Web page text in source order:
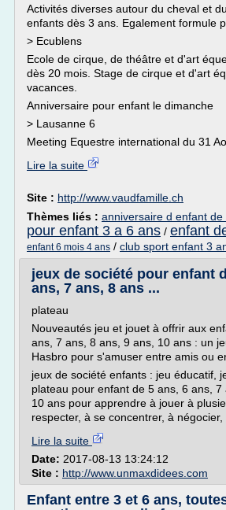
Activités diverses autour du cheval et
enfants dès 3 ans. Egalement formule
> Ecublens
Ecole de cirque, de théâtre et d'art
dès 20 mois. Stage de cirque et d'art
vacances.
Anniversaire pour enfant le dimanche
> Lausanne 6
Meeting Equestre international du 31
Lire la suite
Site : http://www.vaudfamille.ch
Thèmes liés : anniversaire d enfant de
pour enfant 3 a 6 ans / enfant
enfant 6 mois 4 ans / club sport enfant 3
jeux de société pour enfant
ans, 7 ans, 8 ans ...
plateau
Nouveautés jeu et jouet à offrir aux
ans, 7 ans, 8 ans, 9 ans, 10 ans : un
Hasbro pour s'amuser entre amis ou
jeux de société enfants : jeu éducatif,
plateau pour enfant de 5 ans, 6 ans, 7
10 ans pour apprendre à jouer à
respecter, à se concentrer, à négocier,
Lire la suite
Date: 2017-08-13 13:24:12
Site : http://www.unmaxdidees.com
Enfant entre 3 et 6 ans,